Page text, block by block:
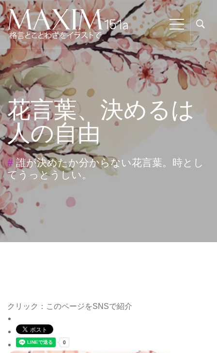
花言葉、決めるは
人の自由
#誰が決めたか分からない花言葉。時とし
てうっとうしい。
クリック：このページをSNSで紹介